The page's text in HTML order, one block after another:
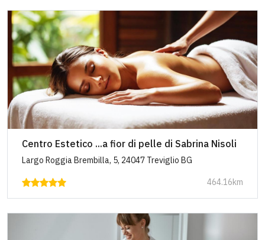
Centro Estetico ...a fior di pelle di Sabrina Nisoli
Largo Roggia Brembilla, 5, 24047 Treviglio BG
464.16km